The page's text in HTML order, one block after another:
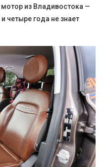
мотор из Владивостока —
четыре года не знает